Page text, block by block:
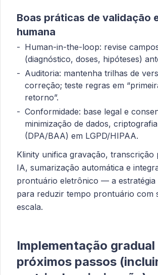
Boas práticas de validação
humana
Human-in-the-loop: revise
(diagnóstico, doses, hipóteses)
Auditoria: mantenha trilhas de
correção; teste regras em
retorno”.
Conformidade: base legal e
minimização de dados,
(DPA/BAA) em LGPD/HIPAA.
Klinity unifica gravação, transcrição
IA, sumarização automática e
prontuário eletrônico — a estratégia
para reduzir tempo prontuário com
escala.
Implementação gradual
próximos passos